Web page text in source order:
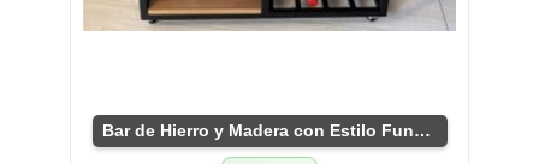
Bar de Hierro y Madera con Estilo Funcional